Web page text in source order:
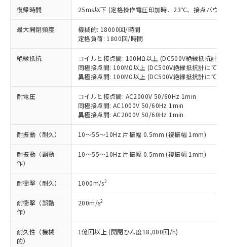
復帰時間 25ms以下 (定格操作電圧印加時、23℃、接点バウン
最大開閉頻度
機械的: 18000回/時間
定格負荷: 1800回/時間
絶縁抵抗
コイルと接点間: 100MΩ以上 (DC500V絶縁抵抗計に
同極接点間: 100MΩ以上 (DC500V絶縁抵抗計にて)
異極接点間: 100MΩ以上 (DC500V絶縁抵抗計にて)
耐電圧
コイルと接点間: AC2000V 50/60Hz 1min
同極接点間: AC1000V 50/60Hz 1min
異極接点間: AC2000V 50/60Hz 1min
耐振動（耐久） 10～55～10Hz 片振幅 0.5mm (複振幅 1mm)
耐振動（誤動
作）
10～55～10Hz 片振幅 0.5mm (複振幅 1mm)
耐衝撃（耐久） 1000m/s2
耐衝撃（誤動
作）
200m/s2
耐久性（機械
的）
1億回以上 (開閉ひん度18,000回/h)
ご利用条件
以下の条件をお読みいただき、同意のうえ
ご利用ください。
本サービスは、当社制御機器事業取扱
商品の当社在庫状況および標準価格
(税抜)を提供させていただくもので
当社制御機器事業取扱商品の中には、
本サービスの対象外となる商品もある
ことをご了承ください。
在庫状況および標準価格照会結果は、
記載している更新日時点での社内デー
タに基づき作成されるものであり、閲
覧された時点での実際の在庫および標
準価格とは異なる場合があることをご
正式な納期状況および標準価格はお客
様のお取引先、またはお客様担当のオ
す。
対応予定：EU RoHS指令（10物質）の非含
有に対応した製品に切り替える予定のある
対応予定なし：EU RoHS指令（10物質）の
非含有に非対応の商品で、対応品を出す予
定はありません。
調査・確認中：EU RoHS指令（10物質）の
非含有の対応状況を調査中または確認中の
非該当品：ライセンス料など無形物で、有
害物質有無と関係のない商品です。
仕入先様の事情により、非含有部品として
いたものが、含有品と判明した場合などや
むを得ず変更することがあります。
*EU RoHS指令（10物質）：
鉛(Pb) 1000ppm以下、 水銀(Hg) 1000ppm以下、 カド
ミウム(Cd) 100ppm以下、
六価クロム(Cr(Ⅵ)) 1000ppm以下、ポリ臭化ビフェニル
類(PBB) 1000ppm以下、ポリ臭化ジフェニルエーテル類
ル) (DEHP)(別名：DOP) 1000ppm以下、フタル酸ブチ
ルベンジル（BBP） 1000ppm以下、フタル酸ジブチル
（DBP） 1000ppm以下、フタル酸ジイソブチル
※1 中国RoHS○×表
「○」：最大均質材料含有率が中国RoHSの
基準値以下であることを示します。
「×」：最大均質材料含有率が中国RoHSの
基準値を超えていることを示します。
「－」：未確認です。当社販売部門へお問
*中国RoHS10物質の基準値 (GB/T26572)：
Pb(鉛) :1000ppm、 Hg(水銀) : 1000ppm、 Cd(カドミウ
ム) : 100ppm、
Cr(Ⅵ)(六価クロム) : 1000ppm、 PBBs(ポリ臭化ビフェ
ル類) : 1000ppm、
DBP(フタル酸ジブチル) : 1000ppm、 DIBP(フタル酸ジ
イソブチル) : 1000ppm、 BBP(フタル酸ブチルベンジ
当社は、これら貴社製品のうち、外国
為替および外国貿易法に定める商品
または国外への提供する場合は、日本
国政府の輸出許可(または役務取引許
可)を取得するなどの必要な手続きを
当社は規制貨物を破棄する場合は、完
全に破砕するなど、違法に輸出されな
記
説明